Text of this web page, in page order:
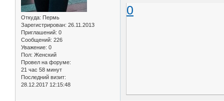
Откуда: Пермь
Зарегистрирован: 26.11.2013
Приглашений: 0
Сообщений: 226
Уважение: 0
Пол: Женский
Провел на форуме:
21 час 58 минут
Последний визит:
28.12.2017 12:15:48
0